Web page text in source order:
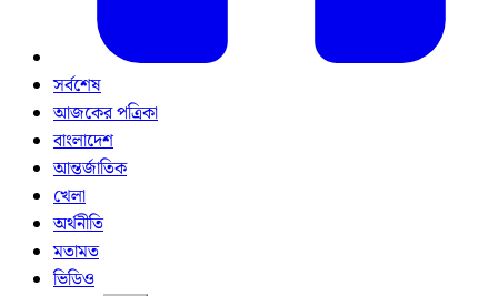
সর্বশেষ
আজকের পত্রিকা
বাংলাদেশ
আন্তর্জাতিক
খেলা
অর্থনীতি
মতামত
ভিডিও